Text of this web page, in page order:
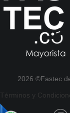
2026 ©Fastec
Términos y